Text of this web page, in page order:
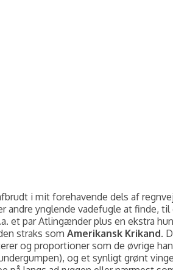
i mit forehavende dels af
ynglende vadefugle at finde,
par Atlingænder plus en ekstra
straks som Amerikansk Krikand.
og proportioner som de øvrige
og et synligt grønt